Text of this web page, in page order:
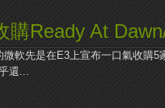
購Ready At
軟先是在E3上宣布一口氣收購
還...